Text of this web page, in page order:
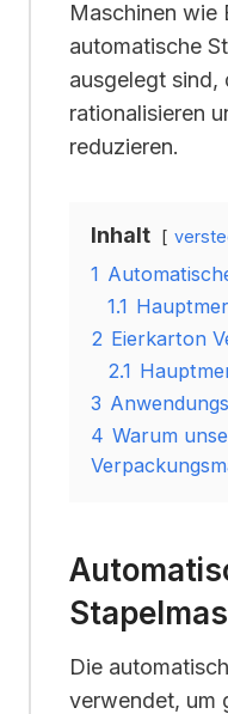
Maschinen wie
automatische
ausgelegt
rationalisieren
reduzieren.
Inhalt
1
1.1
2 Eierkarton
2.1
3
4 Warum
Die
verwendet, um